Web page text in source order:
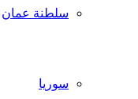
سلطنة عمان
سوريا